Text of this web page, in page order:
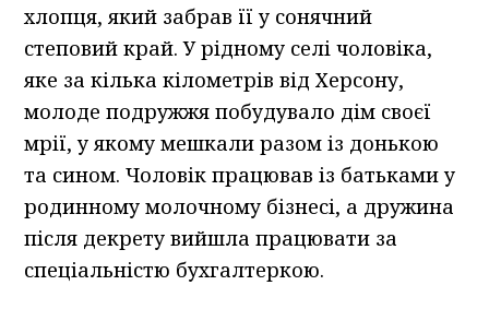
хлопця, який забрав її у сонячний
степовий край. У рідному селі чоловіка,
яке за кілька кілометрів від Херсону,
молоде подружжя побудувало дім своєї
мрії, у якому мешкали разом із донькою
та сином. Чоловік працював із батьками у
родинному молочному бізнесі, а дружина
після декрету вийшла працювати за
спеціальністю бухгалтеркою.